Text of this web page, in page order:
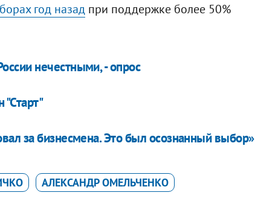
год назадпри поддержке более 50%
нечестными, - опрос
"Старт"
за бизнесмена. Это был осознанный выбор»
АЛЕКСАНДР ОМЕЛЬЧЕНКО